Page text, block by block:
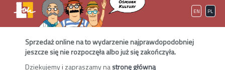
PL
EN
Sprzedaż online na to wydarzenie najprawdopodobniej
jeszcze się nie rozpoczęła albo już się zakończyła.
Dziekujemy i zapraszamy nastronę główną